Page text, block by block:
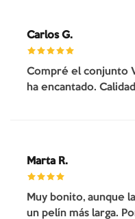
Carlos G.
Compré el conjunto
ha encantado.
Marta R.
Muy bonito, aunque
un pelín más larga.